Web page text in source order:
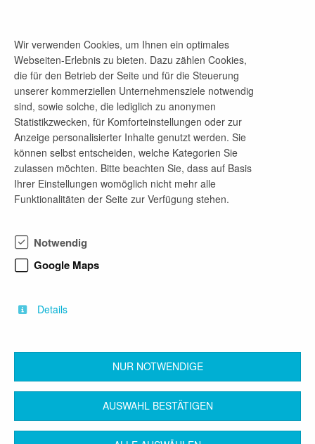
und internationalen Umfeld. Dabei bündeln wir
unsere Expertise in den fünf Business Units Power
and Heat, Renewables, Transmission & Distribution
sowie Mobility und Hydro.
Mehr Jobangebote dieses Unternehmens
Praktikant (m/w/d) im Bereich Mobilität &
vor 1 Tag
ab sofort
Stadt- und Regionalplanung, Stadtplanung und Städtebau,
zurück
Wir verwenden Cookies, um Ihnen ein optimales
Webseiten-Erlebnis zu bieten. Dazu zählen Cookies,
die für den Betrieb der Seite und für die Steuerung
unserer kommerziellen Unternehmensziele notwendig
sind, sowie solche, die lediglich zu anonymen
Statistikzwecken, für Komforteinstellungen oder zur
Anzeige personalisierter Inhalte genutzt werden. Sie
können selbst entscheiden, welche Kategorien Sie
zulassen möchten. Bitte beachten Sie, dass auf Basis
Ihrer Einstellungen womöglich nicht mehr alle
Funktionalitäten der Seite zur Verfügung stehen.
Notwendig
Google Maps
Details
NUR NOTWENDIGE
AUSWAHL BESTÄTIGEN